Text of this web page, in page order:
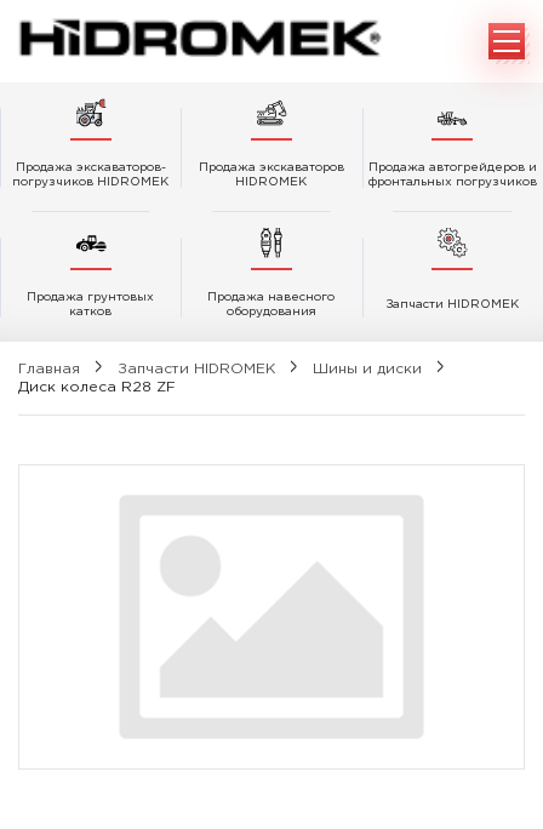
Продажа экскаваторов-
погрузчиков HIDROMEK
Продажа экскаваторов
HIDROMEK
Продажа автогрейдеров и
фронтальных погрузчиков
Продажа грунтовых
катков
Продажа навесного
оборудования
Запчасти HIDROMEK
Главная Запчасти HIDROMEK
Шины и диски
Диск колеса R28 ZF